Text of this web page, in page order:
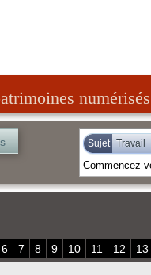
numérisés
Sujet Travail
6 7 8 9 10 11 12 13